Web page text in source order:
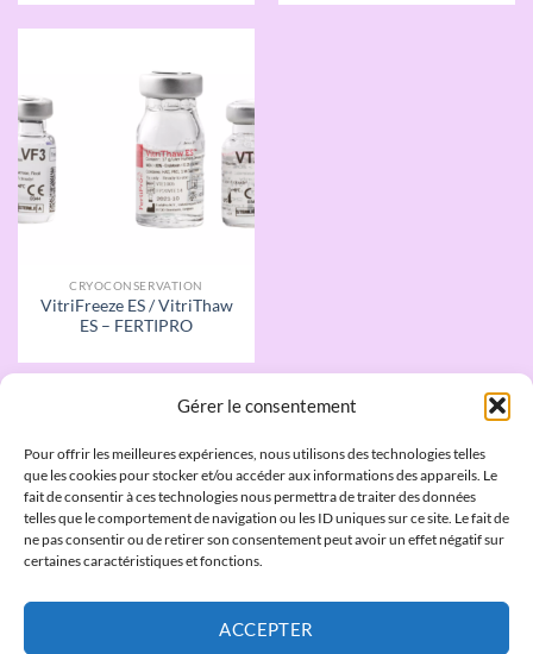
Gérer le consentement
Pour offrir les meilleures expériences, nous utilisons des technologies telles
que les cookies pour stocker et/ou accéder aux informations des appareils. Le
fait de consentir à ces technologies nous permettra de traiter des données
telles que le comportement de navigation ou les ID uniques sur ce site. Le fait de
ne pas consentir ou de retirer son consentement peut avoir un effet négatif sur
certaines caractéristiques et fonctions.
ACCEPTER
CRYOCONSERVATION
VitriFreeze ES / VitriThaw
ES – FERTIPRO
QUI SOMMES NOUS
Laboratoires JCD
Tel :